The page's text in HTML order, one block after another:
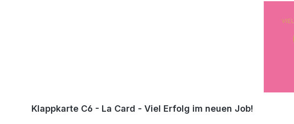
Klappkarte C6 - La Card - Viel Erfolg im neuen Job!